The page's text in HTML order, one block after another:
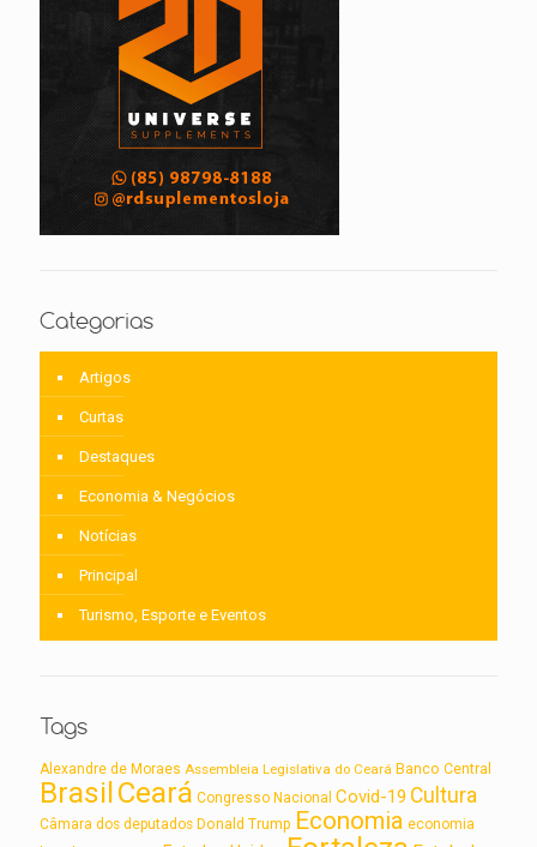
Categorias
Artigos
Curtas
Destaques
Economia & Negócios
Notícias
Principal
Turismo, Esporte e Eventos
Tags
Alexandre de Moraes Assembleia Legislativa do Ceará Banco Central
BrasilCeará Congresso Nacional Covid-19 Cultura
Câmara dos deputados Donald Trump Economia economia